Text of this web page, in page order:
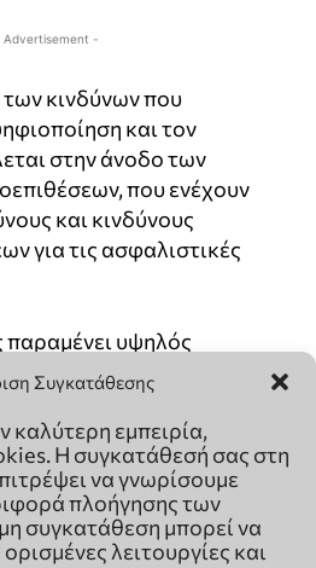
Συγκατάθεσης
καλύτερη εμπειρία,
Η συγκατάθεσή σας στη
να γνωρίσουμε
πλοήγησης των
συγκατάθεση μπορεί να
λειτουργίες και